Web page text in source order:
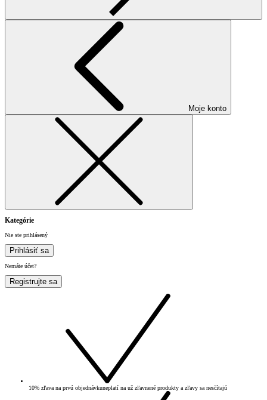
Moje konto
Kategórie
Nie ste prihlásený
Prihlásiť sa
Nemáte účet?
Registrujte sa
10% zľava na prvú objednávkuneplatí na už zľavnené produkty a zľavy sa nesčítajú